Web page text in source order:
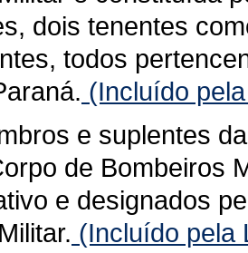
dois tenentes
todos
(Incluído
e suplentes
de Bombeiros
e designados
(Incluído pela